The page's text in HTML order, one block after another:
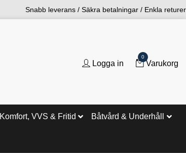
Snabb leverans / Säkra betalningar / Enkla returer
Logga in
0
Varukorg
Komfort, VVS & Fritid Båtvård & Underhåll